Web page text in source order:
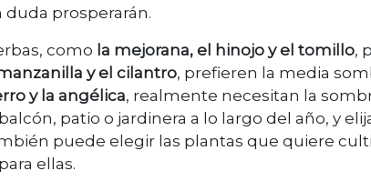
duda prosperarán.
como la mejorana, el hinojo y el tomillo,
y el cilantro, prefieren la media
y la angélica, realmente necesitan la
patio o jardinera a lo largo del año, y
puede elegir las plantas que quiere
ellas.